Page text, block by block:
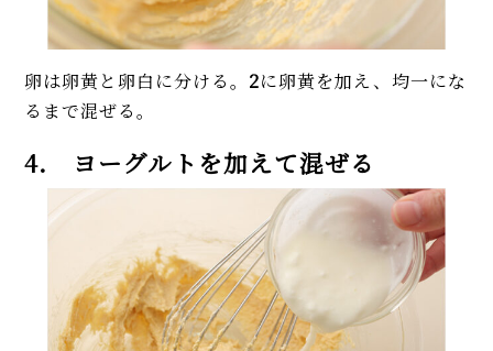
卵は卵黄と卵白に分ける。 2に卵黄を加え、均一にな
るまで混ぜる。
4. ヨーグルトを加えて混ぜる